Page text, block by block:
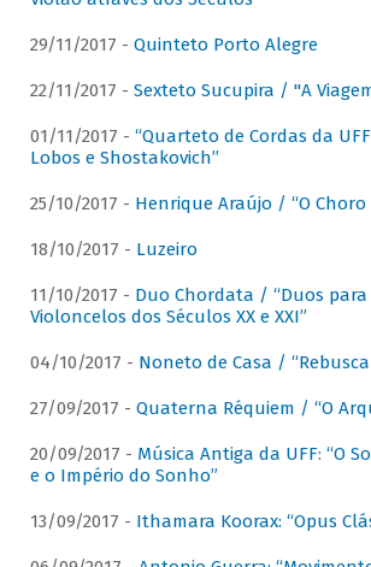
29/11/2017 - Quinteto Porto Alegre
22/11/2017 - Sexteto Sucupira / "A
01/11/2017 - “Quarteto de Cordas da
Lobos e Shostakovich”
25/10/2017 - Henrique Araújo / “O Choro
18/10/2017 - Luzeiro
11/10/2017 - Duo Chordata / “Duos para
Violoncelos dos Séculos XX e XXI”
04/10/2017 - Noneto de Casa /
27/09/2017 - Quaterna Réquiem / “O
20/09/2017 - Música Antiga da UFF: “O
e o Império do Sonho”
13/09/2017 - Ithamara Koorax: “Opus